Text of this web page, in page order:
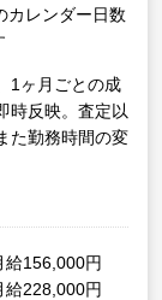
レンダー日数
1ヶ月ごとの成
時反映。査定以
た勤務時間の変
給156,000円
給228,000円